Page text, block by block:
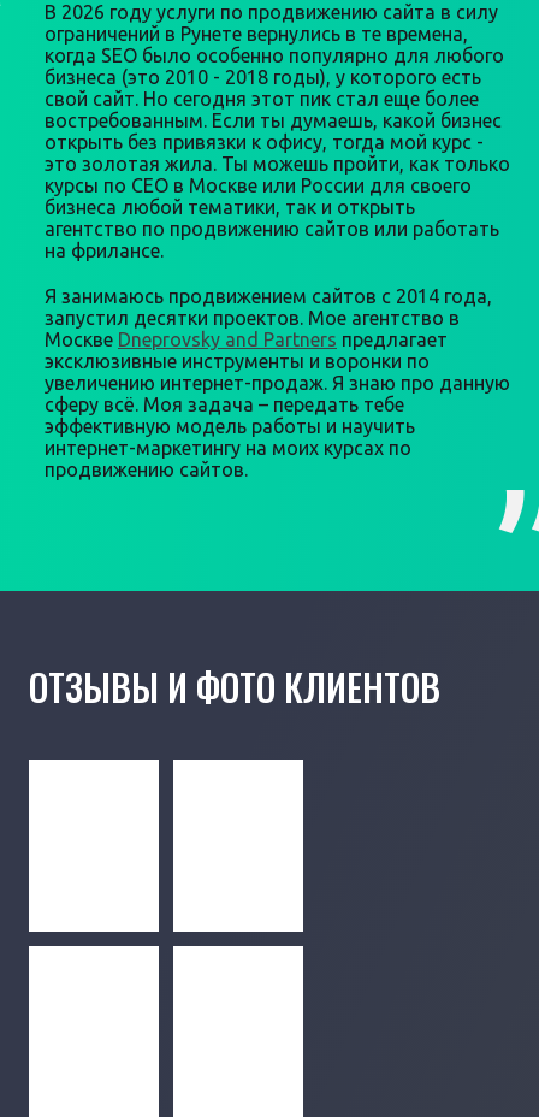
В 2026 году услуги по продвижению сайта в силу
ограничений в Рунете вернулись в те времена,
когда SEO было особенно популярно для любого
бизнеса (это 2010 - 2018 годы), у которого есть
свой сайт. Но сегодня этот пик стал еще более
востребованным. Если ты думаешь, какой бизнес
открыть без привязки к офису, тогда мой курс -
это золотая жила. Ты можешь пройти, как только
курсы по СЕО в Москве или России для своего
бизнеса любой тематики, так и открыть
агентство по продвижению сайтов или работать
на фрилансе.
Я занимаюсь продвижением сайтов с 2014 года,
запустил десятки проектов. Мое агентство в
Москве Dneprovsky and Partners предлагает
эксклюзивные инструменты и воронки по
увеличению интернет-продаж. Я знаю про данную
сферу всё. Моя задача – передать тебе
эффективную модель работы и научить
интернет-маркетингу на моих курсах по
продвижению сайтов.
ОТЗЫВЫ И ФОТО КЛИЕНТОВ